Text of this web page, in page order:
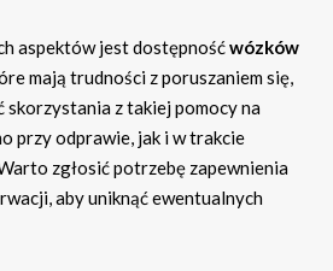
aspektów jest dostępnośćwózków
mają trudności z poruszaniem się,
skorzystania z takiej pomocy na
przy odprawie, jak i w trakcie
zgłosić potrzebę zapewnienia
aby uniknąć ewentualnych